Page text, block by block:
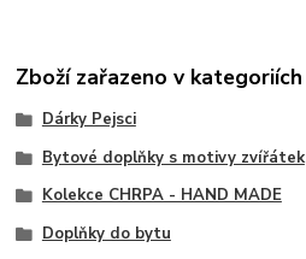
Zboží zařazeno v kategoriích
Dárky Pejsci
Bytové doplňky s motivy zvířátek
Kolekce CHRPA - HAND MADE
Doplňky do bytu